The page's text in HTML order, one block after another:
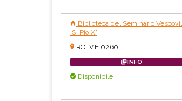
Biblioteca del Seminario
'S. Pio X'
RO.IV.E 0260
INFO
Disponibile